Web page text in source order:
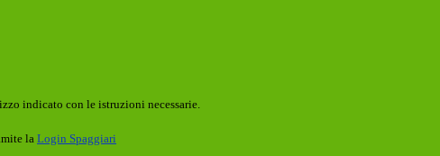
indicato con le istruzioni necessarie.
la Login Spaggiari